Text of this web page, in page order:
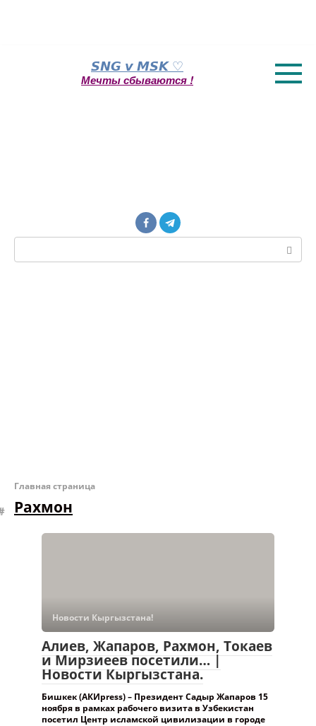
𝙎𝙉𝙂 𝙫 𝙈𝙎𝙆 ♡
Мечты сбываются !
Поиск:
Главная страница
Рахмон
Новости Кыргызстана!
Алиев, Жапаров, Рахмон, Токаев
и Мирзиеев посетили… |
Новости Кыргызстана.
Бишкек (АКИpress) – Президент Садыр Жапаров 15
ноября в рамках рабочего визита в Узбекистан
посетил Центр исламской цивилизации в городе